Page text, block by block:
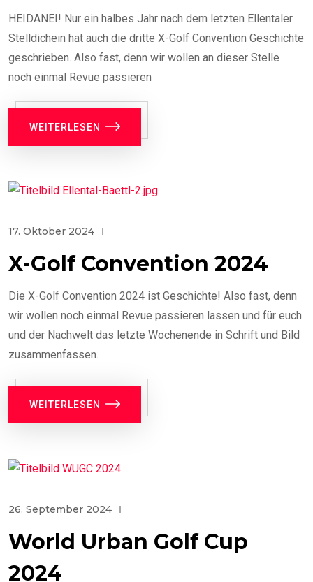
HEIDANEI! Nur ein halbes Jahr nach dem letzten Ellentaler
Stelldichein hat auch die dritte X-Golf Convention Geschichte
geschrieben. Also fast, denn wir wollen an dieser Stelle
noch einmal Revue passieren
WEITERLESEN
17. Oktober 2024
X-Golf Convention 2024
Die X-Golf Convention 2024 ist Geschichte! Also fast, denn
wir wollen noch einmal Revue passieren lassen und für euch
und der Nachwelt das letzte Wochenende in Schrift und Bild
zusammenfassen.
WEITERLESEN
26. September 2024
World Urban Golf Cup
2024